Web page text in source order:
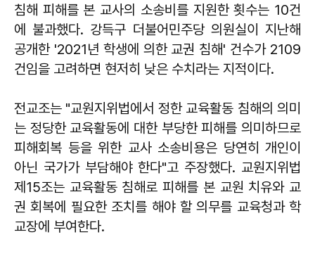
침해 피해를 본 교사의 소송비를 지원한 횟수는 10건
에 불과했다. 강득구 더불어민주당 의원실이 지난해
공개한 '2021년 학생에 의한 교권 침해' 건수가 2109
건임을 고려하면 현저히 낮은 수치라는 지적이다.
전교조는 "교원지위법에서 정한 교육활동 침해의 의미
는 정당한 교육활동에 대한 부당한 피해를 의미하므로
피해회복 등을 위한 교사 소송비용은 당연히 개인이
아닌 국가가 부담해야 한다"고 주장했다. 교원지위법
제15조는 교육활동 침해로 피해를 본 교원 치유와 교
권 회복에 필요한 조치를 해야 할 의무를 교육청과 학
교장에 부여한다.